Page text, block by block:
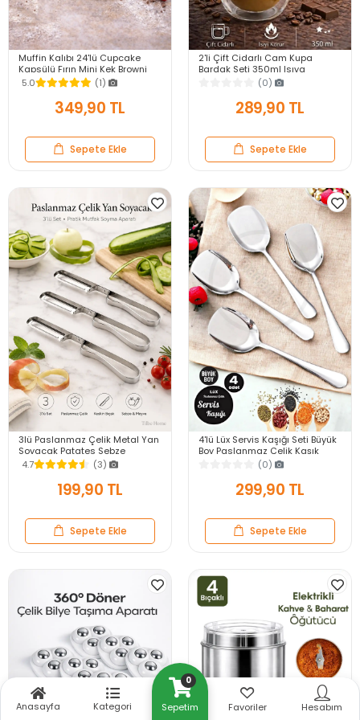
Muffin Kalıbı 24'lü Cupcake
Kapsülü Fırın Mini Kek Browni
Kekstra Kurabiye Kalıbı Muffin
Baking Pan
5.0 (1)
349,90 TL
Sepete Ekle
2'li Çift Cidarlı Cam Kupa
Bardak Seti 350ml Isıya
Dayanıklı Espresso Sunum
Kulplu Kahve Bardağı
(0)
289,90 TL
Sepete Ekle
3lü Paslanmaz Çelik Metal Yan
Soyacak Patates Sebze
Salatalık Havuç Soyacağı
Mutfak Soyma Aparatı
4.7 (3)
199,90 TL
Sepete Ekle
4'lü Lüx Servis Kaşığı Seti Büyük
Boy Paslanmaz Çelik Kaşık
Salata Yemek Mutfak Kaşığı
(0)
299,90 TL
Sepete Ekle
0
Sepetim
Anasayfa Kategori Favoriler Hesabım